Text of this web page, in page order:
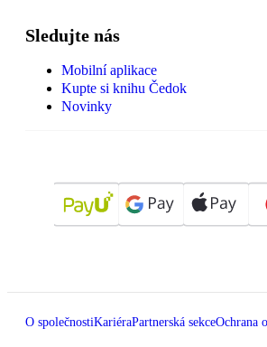
Sledujte nás
Mobilní aplikace
Kupte si knihu Čedok
Novinky
O společnostiKariéraPartnerská sekceOchrana